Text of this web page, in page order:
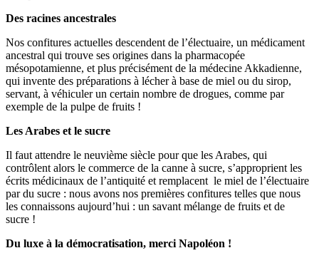
Des racines ancestrales
Nos confitures actuelles descendent de l’électuaire, un médicament
ancestral qui trouve ses origines dans la pharmacopée
mésopotamienne, et plus précisément de la médecine Akkadienne,
qui invente des préparations à lécher à base de miel ou du sirop,
servant, à véhiculer un certain nombre de drogues, comme par
exemple de la pulpe de fruits !
Les Arabes et le sucre
Il faut attendre le neuvième siècle pour que les Arabes, qui
contrôlent alors le commerce de la canne à sucre, s’approprient les
écrits médicinaux de l’antiquité et remplacent le miel de l’électuaire
par du sucre : nous avons nos premières confitures telles que nous
les connaissons aujourd’hui : un savant mélange de fruits et de
sucre !
Du luxe à la démocratisation, merci Napoléon !